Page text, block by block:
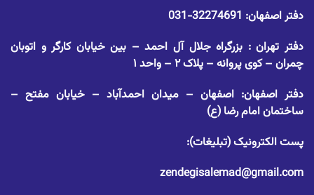
دفتر اصفهان: 32274691-031
دفتر تهران : بزرگراه جلال آل احمد – بین خیابان کارگر و اتوبان
چمران – کوی پروانه – پلاک ۲ – واحد ۱
دفتر اصفهان: اصفهان – میدان احمدآباد – خیابان مفتح –
ساختمان امام رضا (ع)
پست الکترونیک (تبلیغات):
zendegisalemad@gmail.com